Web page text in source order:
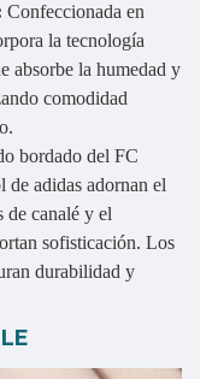
Confeccionada en
la tecnología
absorbe la humedad y
comodidad
bordado del FC
adidas adornan el
de canalé y el
sofisticación. Los
durabilidad y